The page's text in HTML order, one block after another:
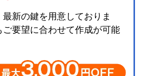
新の鍵を用意しておりま
要望に合わせて作成が可能